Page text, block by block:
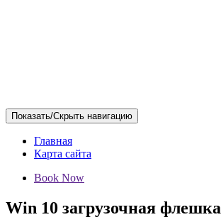
Показать/Скрыть навигацию
Главная
Карта сайта
Book Now
Win 10 загрузочная флешка